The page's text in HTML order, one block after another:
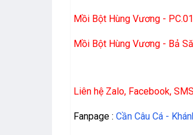
Mồi Bột Hùng Vương -
Mồi Bột Hùng Vương - Bả
Liên hệ Zalo, Facebook,
Fanpage : Cần Câu Cá -